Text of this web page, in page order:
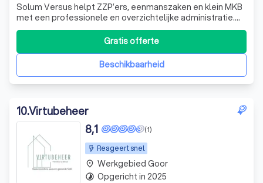
Solum Versus helpt ZZP’ers, eenmanszaken en klein MKB
met een professionele en overzichtelijke administratie.
Dankzij jarenlange ervaring bij gerenommeerde
accountantskantoren ben je verzekerd van kwaliteit,
terwijl persoonlijk contact en duidelijke communicatie
centraal staan. Je betaalt vaste maan
Beschikbaarheid
Gratis offerte
10.Virtubeheer
Reageert snel
(1)
8,1
place Werkgebied Goor
timelapse Opgericht in 2025